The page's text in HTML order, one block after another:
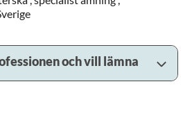
och vill lämna